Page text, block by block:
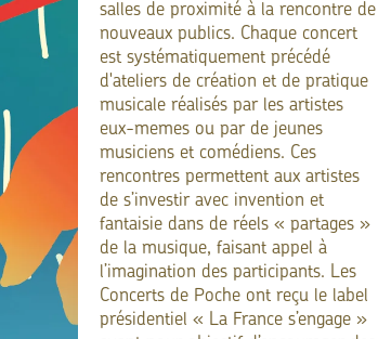
salles de proximité à la rencontre de
nouveaux publics. Chaque concert
est systématiquement précédé
d'ateliers de création et de pratique
musicale réalisés par les artistes
eux-memes ou par de jeunes
musiciens et comédiens. Ces
rencontres permettent aux artistes
de s’investir avec invention et
fantaisie dans de réels « partages »
de la musique, faisant appel à
l’imagination des participants. Les
Concerts de Poche ont reçu le label
présidentiel « La France s’engage »